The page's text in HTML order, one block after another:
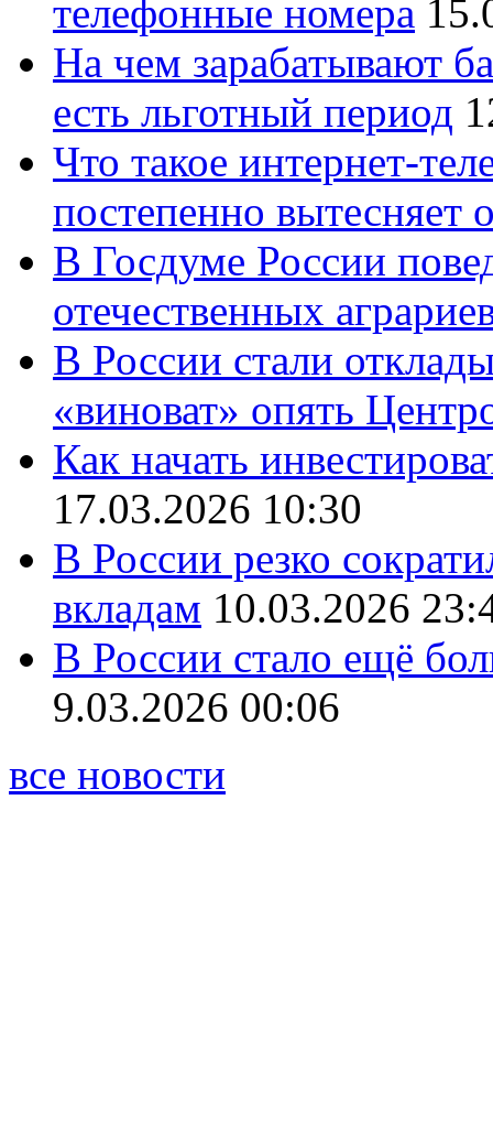
телефонные номера
На чем зарабатывают
есть льготный период
Что такое интернет-
постепенно вытесняет
В Госдуме России
отечественных
В России стали
«виноват» опять
Как начать
17.03.2026 10:30
В России резко
вкладам 10.03.2026
В России стало ещё
9.03.2026 00:06
все новости